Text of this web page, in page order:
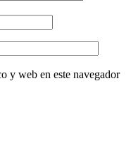
y web en este navegador